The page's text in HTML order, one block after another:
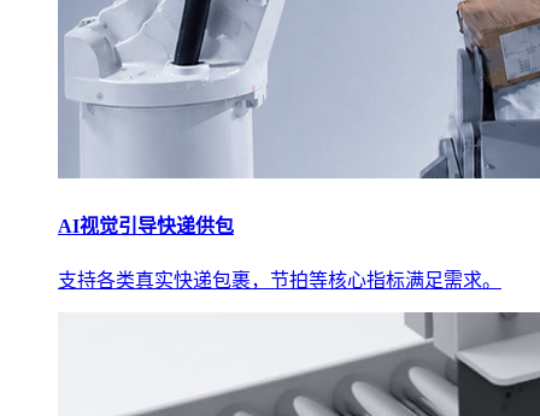
AI视觉引导快递供包
支持各类真实快递包裹，节拍等核心指标满足需求。